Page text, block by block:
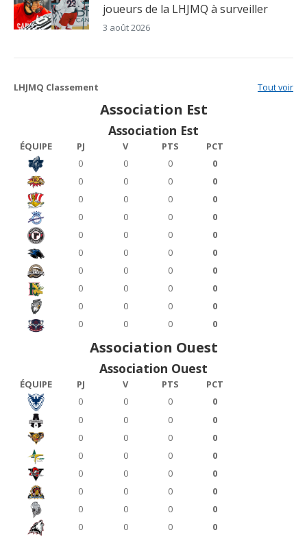
joueurs de la LHJMQ à surveiller
3 août 2026
LHJMQ Classement Tout voir
Association Est
Association Est
ÉQUIPE PJ V PTS
PCT
0
0 0
0
0
0 0
0
0
0 0
0
0
0 0
0
0
0 0
0
0
0 0
0
0
0 0
0
0
0 0
0
0
0 0
0
0
0 0 0
Association Ouest
Association Ouest
ÉQUIPE PJ V PTS
PCT
0
0 0
0
0
0 0
0
0
0 0
0
0
0 0
0
0
0 0
0
0
0 0
0
0
0 0
0
0
0 0 0